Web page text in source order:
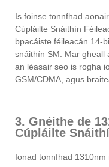
Is foinse tonnfhad
Cúpláilte Snáithín
bpacáiste féileacán 14-
snáithín SM. Mar gheall
an léasair seo is rogha
GSM/CDMA, agus
3. Gnéithe de
Cúpláilte
Ionad tonnfhad